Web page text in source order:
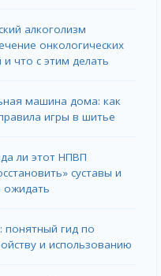
алкоголизм
онкологических
что с этим делать
машина дома: как
игры в шитье
ли этот НПВП
суставы и
ожидать
понятный гид по
и использованию